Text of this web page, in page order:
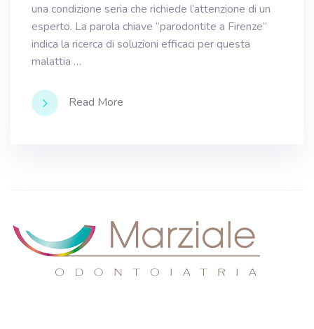
una condizione seria che richiede l’attenzione di un
esperto. La parola chiave “parodontite a Firenze”
indica la ricerca di soluzioni efficaci per questa
malattia …
Read More